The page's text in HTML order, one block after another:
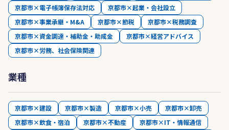
京都市×電子帳簿保存法対応
京都市×起業・会社設立
京都市×事業承継・M&A
京都市×節税
京都市×税務調査
京都市×資金調達・補助金・助成金
京都市×経営アドバイス
京都市×労務、社会保険関連
業種
京都市×建設 京都市×製造 京都市×小売
京都市×卸売
京都市×飲食・宿泊
京都市×不動産
京都市×IT・情報通信